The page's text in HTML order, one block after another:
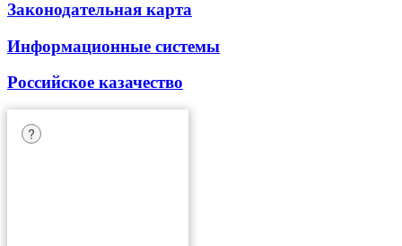
Законодательная карта
Информационные системы
Российское казачество
?